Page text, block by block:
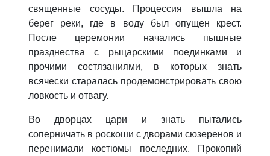
священные сосуды. Процессия вышла на
берег реки, где в воду был опущен крест.
После церемонии начались пышные
празднества с рыцарскими поединками и
прочими состязаниями, в которых знать
всячески старалась продемонстрировать свою
ловкость и отвагу.
Во дворцах цари и знать пытались
соперничать в роскоши с дворами сюзеренов и
перенимали костюмы последних. Прокопий